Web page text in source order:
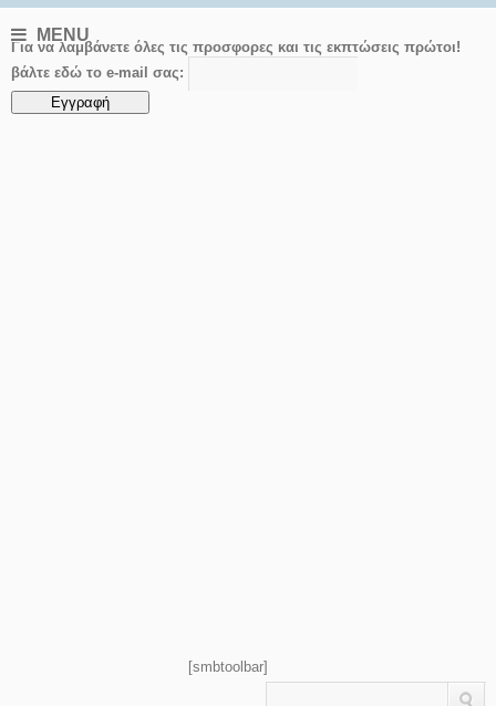
MENU
Για να λαμβάνετε όλες τις προσφορες και τις εκπτώσεις πρώτοι!
βάλτε εδώ το e-mail σας:
[smbtoolbar]